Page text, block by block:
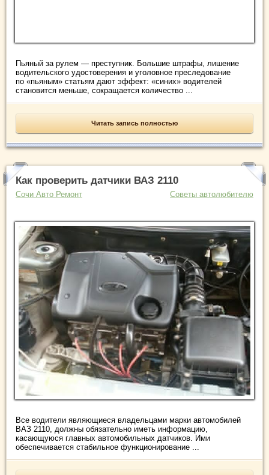
Пьяный за рулем — преступник. Большие штрафы, лишение
водительского удостоверения и уголовное преследование
по «пьяным» статьям дают эффект: «синих» водителей
становится меньше, сокращается количество ...
Читать запись полностью
Как проверить датчики ВАЗ 2110
Сочи Авто Ремонт Советы автолюбителю
Все водители являющиеся владельцами марки автомобилей
ВАЗ 2110, должны обязательно иметь информацию,
касающуюся главных автомобильных датчиков. Ими
обеспечивается стабильное функционирование ...